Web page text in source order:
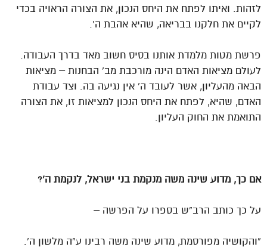
לזהות. ואיתו לפתח את היחס הנכון, את הצורה הראויה בכדי
לקיים את חלקנו בבריאה, שהיא אהבת ה’.
פרשת מטות מלמדת אותנו בסיס חשוב מאד בדרך העבודה.
לעולם מציאות האדם הינה מורכבת מב’ הבחנות – מציאות
הבאה מהעליון, אשר לעובד ה’ אין נגיעה בה. וצד עבודת
האדם, שהיא, לפתח את היחס הנכון למציאות זו, את הצורה
התואמת את החוק העליון.
אם כך, מדוע שינה משה מנקמת בני ישראל, לנקמת ה’?
על כך כותב הרב”ש בספרו על הפרשה –
“והקושיה מפורסמת, מדוע שינה משה רבינו ע”ה מלשון ה’.